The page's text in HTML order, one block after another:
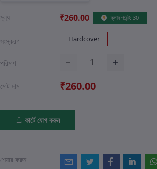
মূল্য ₹260.00 ক্লাব পয়েন্ট: 30
সংস্করণ Hardcover
পরিমাণ
মোট দাম ₹260.00
কার্টে যোগ করুন
শেয়ার করুন